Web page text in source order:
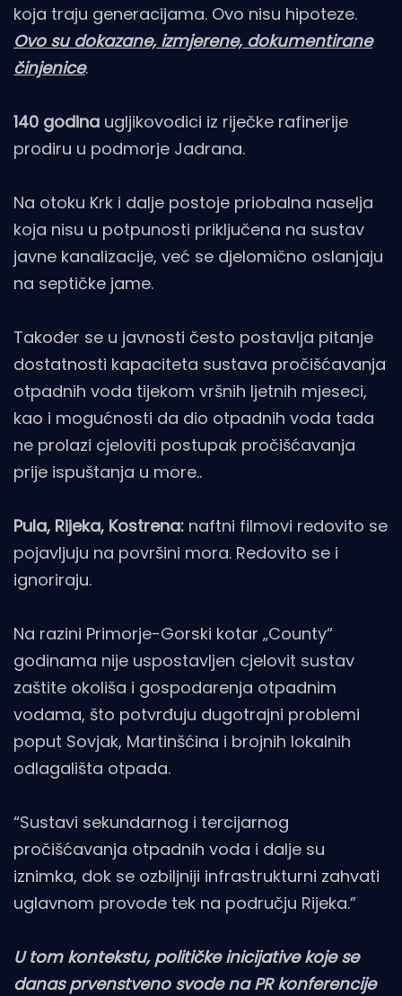
koja traju generacijama. Ovo nisu hipoteze.
Ovo su dokazane, izmjerene, dokumentirane
činjenice.
140 godina ugljikovodici iz riječke rafinerije
prodiru u podmorje Jadrana.
Na otoku Krk i dalje postoje priobalna naselja
koja nisu u potpunosti priključena na sustav
javne kanalizacije, već se djelomično oslanjaju
na septičke jame.
Također se u javnosti često postavlja pitanje
dostatnosti kapaciteta sustava pročišćavanja
otpadnih voda tijekom vršnih ljetnih mjeseci,
kao i mogućnosti da dio otpadnih voda tada
ne prolazi cjeloviti postupak pročišćavanja
prije ispuštanja u more..
Pula, Rijeka, Kostrena: naftni filmovi redovito se
pojavljuju na površini mora. Redovito se i
ignoriraju.
Na razini Primorje-Gorski kotar „County“
godinama nije uspostavljen cjelovit sustav
zaštite okoliša i gospodarenja otpadnim
vodama, što potvrđuju dugotrajni problemi
poput Sovjak, Martinšćina i brojnih lokalnih
odlagališta otpada.
“Sustavi sekundarnog i tercijarnog
pročišćavanja otpadnih voda i dalje su
iznimka, dok se ozbiljniji infrastrukturni zahvati
uglavnom provode tek na području Rijeka.”
U tom kontekstu, političke inicijative koje se
danas prvenstveno svode na PR konferencije